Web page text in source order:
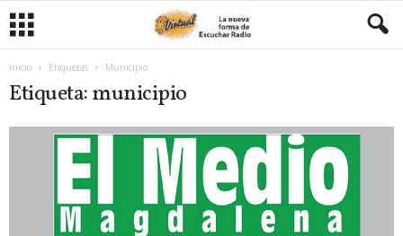
Inicio Etiquetas Municipio
Etiqueta: municipio